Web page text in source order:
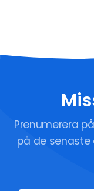
Prenumerera
på de senaste